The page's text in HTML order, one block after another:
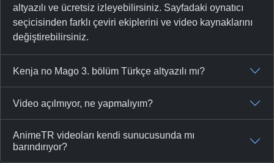
altyazılı ve ücretsiz izleyebilirsiniz. Sayfadaki oynatıcı
seçicisinden farklı çeviri ekiplerini ve video kaynaklarını
değiştirebilirsiniz.
Kenja no Mago 3. bölüm Türkçe altyazılı mı?
Video açılmıyor, ne yapmalıyım?
AnimeTR videoları kendi sunucusunda mı
barındırıyor?